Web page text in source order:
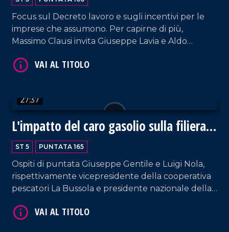
Focus sul Decreto lavoro e sugli incentivi per le
imprese che assumono. Per capirne di più,
Massimo Clausi invita Giuseppe Lavia e Aldo
CISL e presidente regionale di Confindustria.
27:37
L'impatto del caro gasolio sulla filiera
alimentare
ST 5 PUNTATA 165
Ospiti di puntata Giuseppe Gentile e Luigi Nola,
rispettivamente vicepresidente della cooperativa
pescatori La Bussola e presidente nazionale della
sulle ripercussione della guerra in Medioriente
VAI AL TITOLO